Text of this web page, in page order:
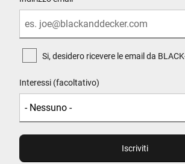
Si, desidero ricevere le email da
Interessi (facoltativo)